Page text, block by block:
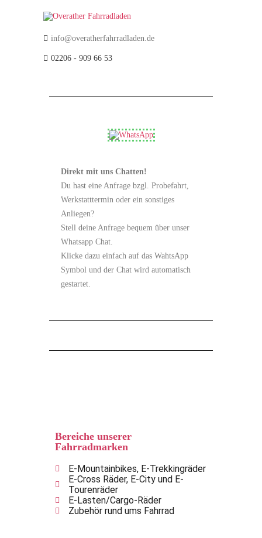
info@overatherfahrradladen.de
02206 - 909 66 53
Direkt mit uns Chatten!
Du hast eine Anfrage bzgl. Probefahrt,
Werkstatttermin oder ein sonstiges
Anliegen?
Stell deine Anfrage bequem über unser
Whatsapp Chat.
Klicke dazu einfach auf das WahtsApp
Symbol und der Chat wird automatisch
gestartet.
Bereiche unserer
Fahrradmarken
E-Mountainbikes, E-Trekkingräder
E-Cross Räder, E-City und E-
Tourenräder
E-Lasten/Cargo-Räder
Zubehör rund ums Fahrrad